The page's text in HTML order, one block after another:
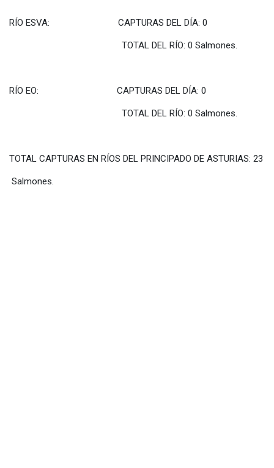
RÍO ESVA: CAPTURAS DEL DÍA: 0
TOTAL DEL RÍO: 0 Salmones.
RÍO EO: CAPTURAS DEL DÍA: 0
TOTAL DEL RÍO: 0 Salmones.
TOTAL CAPTURAS EN RÍOS DEL PRINCIPADO DE ASTURIAS: 23
Salmones.